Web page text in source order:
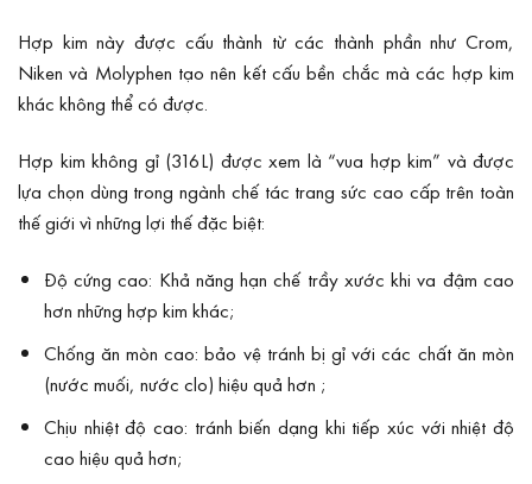
Hợp kim này được cấu thành từ các thành phần như Crom,
Niken và Molyphen tạo nên kết cấu bền chắc mà các hợp kim
khác không thể có được.
Hợp kim không gỉ (316L) được xem là “vua hợp kim” và được
lựa chọn dùng trong ngành chế tác trang sức cao cấp trên toàn
thế giới vì những lợi thế đặc biệt:
Độ cứng cao: Khả năng hạn chế trầy xước khi va đậm cao
hơn những hợp kim khác;
Chống ăn mòn cao: bảo vệ tránh bị gỉ với các chất ăn mòn
(nước muối, nước clo) hiệu quả hơn ;
Chịu nhiệt độ cao: tránh biến dạng khi tiếp xúc với nhiệt độ
cao hiệu quả hơn;